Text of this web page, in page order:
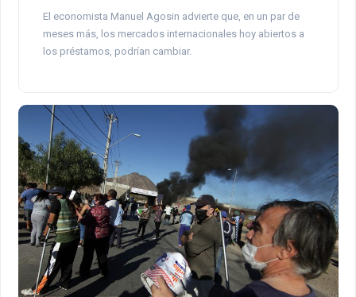
El economista Manuel Agosin advierte que, en un par de
meses más, los mercados internacionales hoy abiertos a
los préstamos, podrían cambiar.